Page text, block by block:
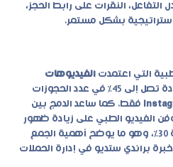
النقرات على رابط الحجز،
بشكل مستمر.
التي اعتمدت الفيديوهات
سجلت زيادة تصل إلى 45٪ في عدد الحجوزات
فقط. كما ساعد الدمج بين
الفيديو الطبي على زيادة ظهور
المركز في البحث المحلي بنسبة 30٪، وهو ما يوضح أهمية الجمع
براندي ستديو في إدارة الحملات